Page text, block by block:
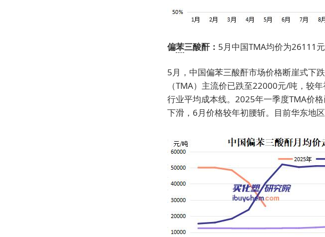
偏苯三酸酐： 5月中国TMA均价为26111
5月，中国偏苯三酸酐市场价格断崖式下
（TMA）主流价已跌至22000元/吨，较
行业平均成本线。2025年一季度TMA价
下滑，6月价格较年初腰斩。目前华东地